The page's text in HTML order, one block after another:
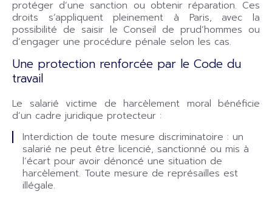
protéger d’une sanction ou obtenir réparation. Ces
droits s’appliquent pleinement à Paris, avec la
possibilité de saisir le Conseil de prud’hommes ou
d’engager une procédure pénale selon les cas.
Une protection renforcée par le Code du
travail
Le salarié victime de harcèlement moral bénéficie
d’un cadre juridique protecteur :
Interdiction de toute mesure discriminatoire : un
salarié ne peut être licencié, sanctionné ou mis à
l’écart pour avoir dénoncé une situation de
harcèlement. Toute mesure de représailles est
illégale.